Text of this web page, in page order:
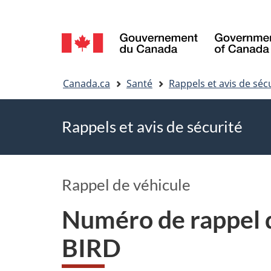
Sélection
de
la
Canada.ca Santé Rappels et avis de
Rappels et avis de sécurité
Rappel de véhicule
Numéro de rappel
BIRD